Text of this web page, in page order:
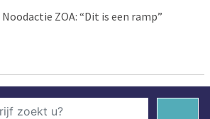
Noodactie ZOA: “Dit is een ramp”